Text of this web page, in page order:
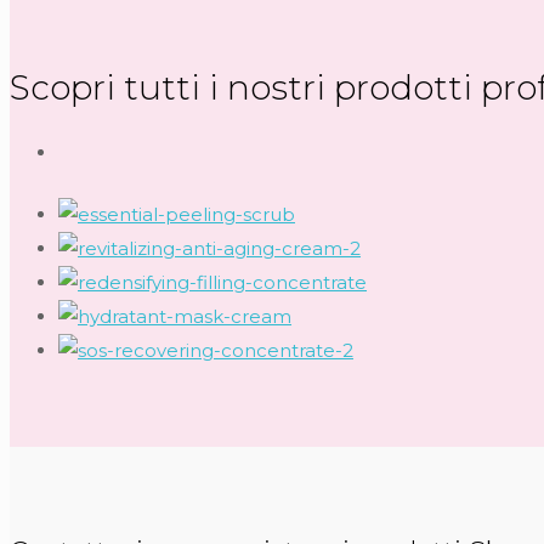
Scopri tutti i nostri prodotti